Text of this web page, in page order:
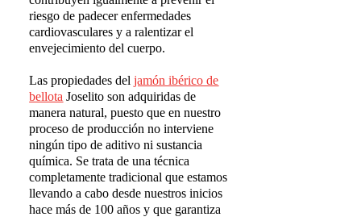
riesgo de padecer enfermedades
cardiovasculares y a ralentizar el
envejecimiento del cuerpo.
Las propiedades deljamón ibérico de
bellota Joselito son adquiridas de
manera natural, puesto que en nuestro
proceso de producción no interviene
ningún tipo de aditivo ni sustancia
química. Se trata de una técnica
completamente tradicional que estamos
llevando a cabo desde nuestros inicios
hace más de 100 años y que garantiza